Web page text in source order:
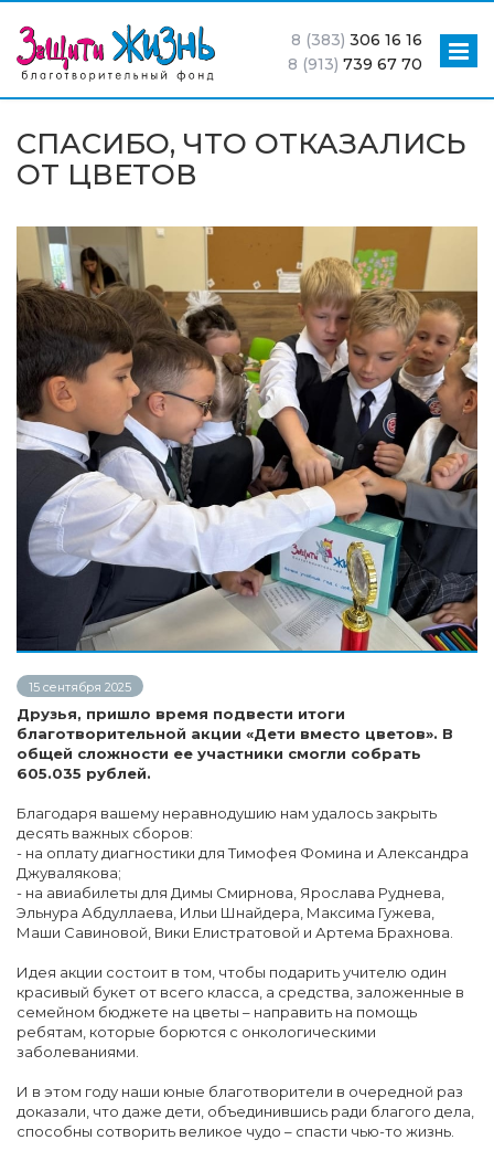
8 (383) 306 16 16
8 (913) 739 67 70
СПАСИБО, ЧТО ОТКАЗАЛИСЬ
ОТ ЦВЕТОВ
15 сентября 2025
Друзья, пришло время подвести итоги
благотворительной акции «Дети вместо цветов». В
общей сложности ее участники смогли собрать
605.035 рублей.
Благодаря вашему неравнодушию нам удалось закрыть
десять важных сборов:
- на оплату диагностики для Тимофея Фомина и Александра
Джувалякова;
- на авиабилеты для Димы Смирнова, Ярослава Руднева,
Эльнура Абдуллаева, Ильи Шнайдера, Максима Гужева,
Маши Савиновой, Вики Елистратовой и Артема Брахнова.
Идея акции состоит в том, чтобы подарить учителю один
красивый букет от всего класса, а средства, заложенные в
семейном бюджете на цветы – направить на помощь
ребятам, которые борются с онкологическими
заболеваниями.
И в этом году наши юные благотворители в очередной раз
доказали, что даже дети, объединившись ради благого дела,
способны сотворить великое чудо – спасти чью-то жизнь.